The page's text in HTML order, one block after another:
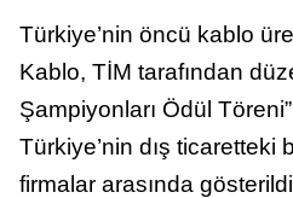
Türkiye’nin öncü kablo
Kablo, TİM tarafından
Şampiyonları Ödül
Türkiye’nin dış ticaretteki
firmalar arasında